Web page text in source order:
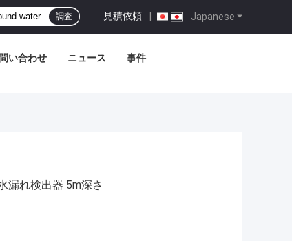
Japanese
見積依頼 |
調査
い合わせ ニュース 事件
漏れ検出器 5m深さ